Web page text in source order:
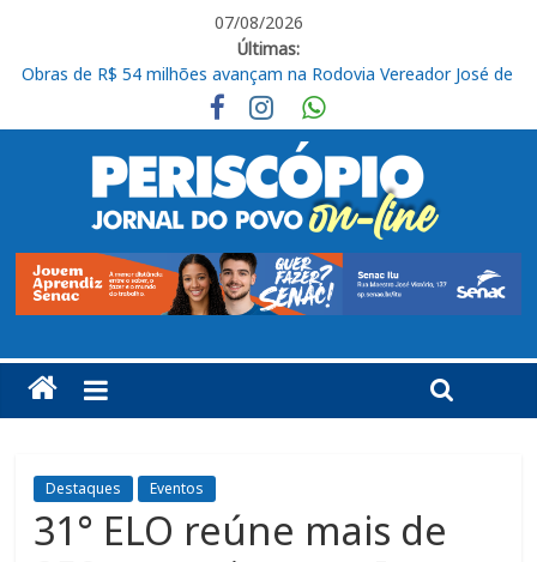
07/08/2026
Últimas:
Em casa, Ituano Sub-20 perde para o Red Bull Bragantino
Ituano quer união para vencer o Barra neste sábado
Feira + Itu acontece neste final de semana na Praça do Carmo
Programa de requalificação asfáltica inicia nova etapa no São
Judas Tadeu
Obras de R$ 54 milhões avançam na Rodovia Vereador José de
Moraes, em Cabreúva
Destaques Eventos
31° ELO reúne mais de